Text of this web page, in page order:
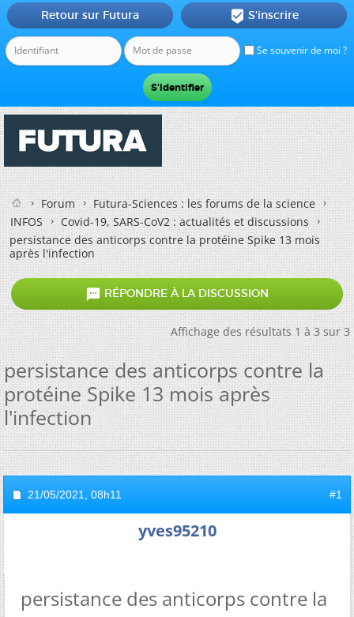
Se souvenir de moi ?
Retour sur Futura  S'inscrire
Forum
Futura-Sciences : les forums de la science
INFOS
Covid-19, SARS-CoV2 : actualités et discussions
persistance des anticorps contre la protéine Spike 13 mois
après l'infection
 RÉPONDRE À LA DISCUSSION
Affichage des résultats 1 à 3 sur 3
persistance des anticorps contre la
protéine Spike 13 mois après
l'infection
21/05/2021, 08h11 #1
yves95210
persistance des anticorps contre la